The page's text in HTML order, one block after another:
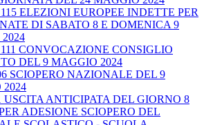
ELEZIONI EUROPEE INDETTE PER
DI SABATO 8 E DOMENICA 9
CONVOCAZIONE CONSIGLIO
DEL 9 MAGGIO 2024
SCIOPERO NAZIONALE DEL 9
2024
USCITA ANTICIPATA DEL GIORNO 8
ADESIONE SCIOPERO DEL